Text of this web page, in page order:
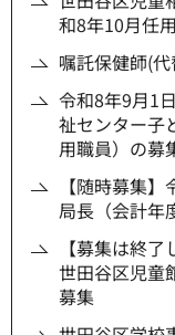
和8年10月任用
嘱託保健師(
令和8年9月1
祉センター子
用職員）の募
【随時募集
局長（会計年
【募集は終
世田谷区児童
募集